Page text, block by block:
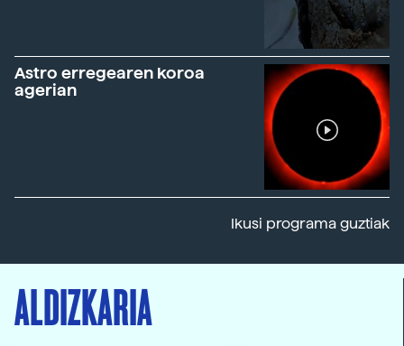
Astro erregearen koroa
agerian
Ikusi programa guztiak
ALDIZKARIA